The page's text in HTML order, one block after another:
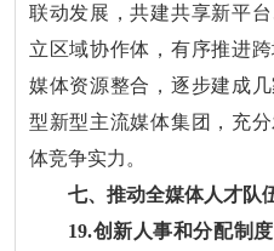
联动发展，共建共享新平
立区域协作体，有序推进
媒体资源整合，逐步建成
型新型主流媒体集团，充
体竞争实力。
七、推动全媒体人才队
19.创新人事和分配制